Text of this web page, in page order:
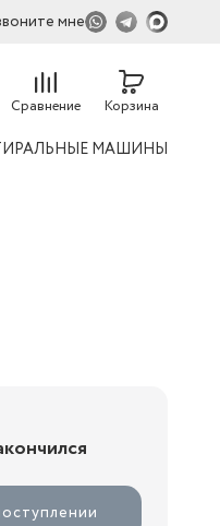
мне
Сравнение
54
Корзина
МАШИНЫ